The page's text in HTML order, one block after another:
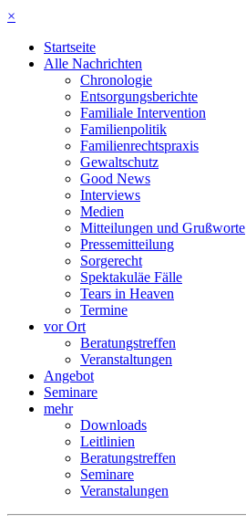
×
Startseite
Alle Nachrichten
Chronologie
Entsorgungsberichte
Familiale Intervention
Familienpolitik
Familienrechtspraxis
Gewaltschutz
Good News
Interviews
Medien
Mitteilungen und Grußworte
Pressemitteilung
Sorgerecht
Spektakuläe Fälle
Tears in Heaven
Termine
vor Ort
Beratungstreffen
Veranstaltungen
Angebot
Seminare
mehr
Downloads
Leitlinien
Beratungstreffen
Seminare
Veranstalungen